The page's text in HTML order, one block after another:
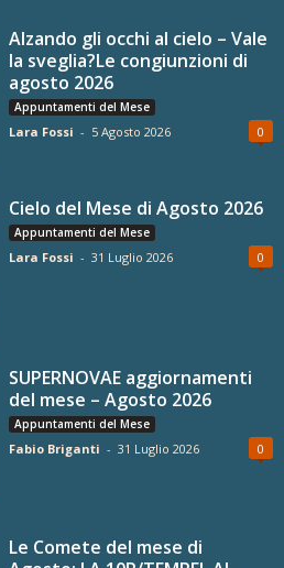
Alzando gli occhi al cielo – Vale
la sveglia?Le congiunzioni di
agosto 2026
Appuntamenti del Mese
Lara Fossi - 5 Agosto 2026 0
Cielo del Mese di Agosto 2026
Appuntamenti del Mese
Lara Fossi - 31 Luglio 2026 0
SUPERNOVAE aggiornamenti
del mese – Agosto 2026
Appuntamenti del Mese
Fabio Briganti - 31 Luglio 2026 0
Le Comete del mese di